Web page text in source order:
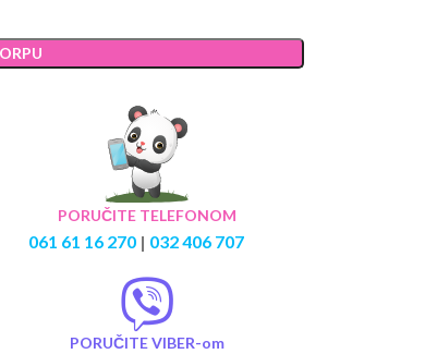
PORUČITE TELEFONOM
061 61 16 270| 032 406 707
PORUČITE VIBER-om